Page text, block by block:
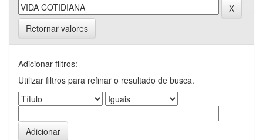
Retornar valores
Adicionar filtros:
Utilizar filtros para refinar o resultado de busca.